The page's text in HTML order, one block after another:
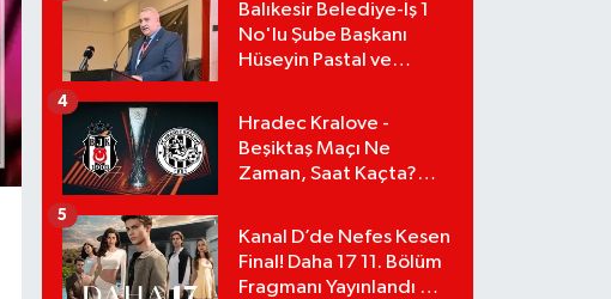
Balıkesir Belediye-İş 1
No'lu Şube Başkanı
Hüseyin Pastal ve
Hradec Kralove -
Beşiktaş Maçı Ne
Zaman, Saat Kaçta?
Detayları!
4
Kanal D’de Nefes Kesen
Final! Daha 17 11. Bölüm
Fragmanı Yayınlandı Mı?
5